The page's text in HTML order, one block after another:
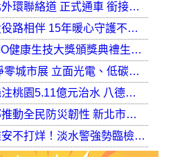
臺南北外環聯絡道 正式通車 銜接樹谷園區 完善南科聯外路網
替代役役路相伴 15年暖心守護不停歇，攜手走出溫暖與希望
亞太BIO健康生技大獎頒獎典禮生技健康產業榮耀盛會
2026淨零城市展 立面光電、低碳社宅齊登場 內政部攜手產業走入生活場域 共築2050淨零願景
中央挹注桃園5.11億元治水 八德區大仁滯洪池今啟用 守護龜山產業園區6千億產值 保障3.5萬居民安全
內政部推動全民防災韌性 新北市防災士培訓突破 2 萬人
春節維安不打烊！淡水警強勢臨檢掃蕩 封閉式路檢斷絕治安隱憂